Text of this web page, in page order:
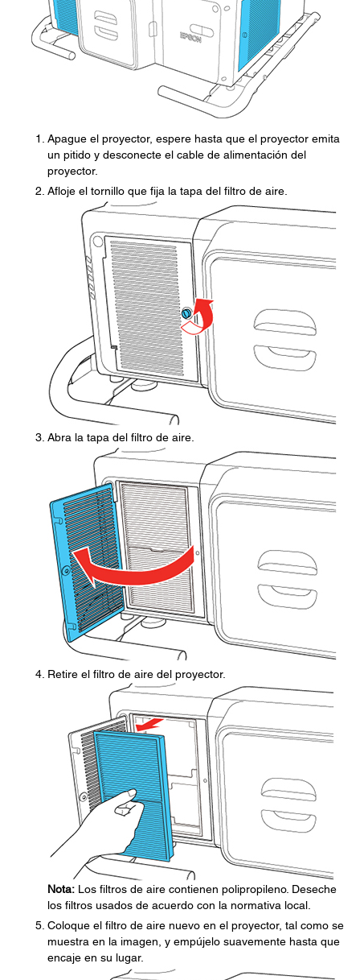
Apague el proyector, espere hasta que el proyector emita
un pitido y desconecte el cable de alimentación del
proyector.
Afloje el tornillo que fija la tapa del filtro de aire.
Abra la tapa del filtro de aire.
Retire el filtro de aire del proyector.
Nota: Los filtros de aire contienen polipropileno. Deseche
los filtros usados de acuerdo con la normativa local.
Coloque el filtro de aire nuevo en el proyector, tal como se
muestra en la imagen, y empújelo suavemente hasta que
encaje en su lugar.